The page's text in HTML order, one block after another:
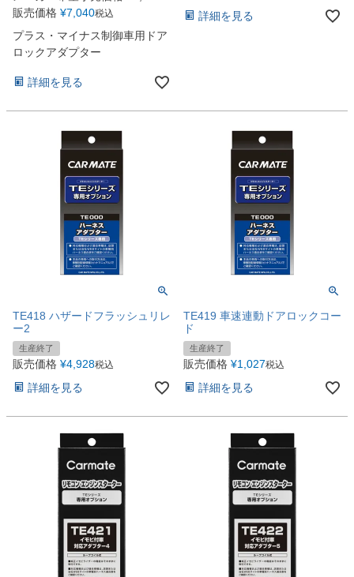
販売価格 ¥7,040税込
プラス・マイナス制御車用ドア
ロックアダプター
詳細を見る
詳細を見る
TE418 ハザードフラッシュリレ
ー2
生産終了
販売価格 ¥4,928税込
詳細を見る
TE419 車速連動ドアロックコー
ド
生産終了
販売価格 ¥1,027税込
詳細を見る